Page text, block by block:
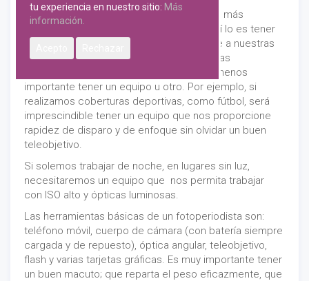
5.- MATERIAL FOTOGRÁFICO: Aunque lo más
importante no es tener la mejor cámara, sí lo es tener
un buen equipo fotográfico que se adapte a nuestras
coberturas. Dependiendo de las coberturas
fotográficas que realicemos será mas o menos
importante tener un equipo u otro. Por ejemplo, si
realizamos coberturas deportivas, como fútbol, será
imprescindible tener un equipo que nos proporcione
rapidez de disparo y de enfoque sin olvidar un buen
teleobjetivo.
Si solemos trabajar de noche, en lugares sin luz,
necesitaremos un equipo que nos permita trabajar
con ISO alto y ópticas luminosas.
Las herramientas básicas de un fotoperiodista son:
teléfono móvil, cuerpo de cámara (con batería siempre
cargada y de repuesto), óptica angular, teleobjetivo,
flash y varias tarjetas gráficas. Es muy importante tener
un buen macuto; que reparta el peso eficazmente, que
tu experiencia en nuestro sitio: Más
información.